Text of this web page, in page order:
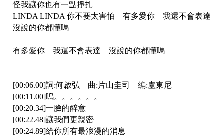
怪我讓你也有一點掙扎
LINDA LINDA 你不要太害怕 有多愛你 我還不會表達
沒說的你都懂嗎
有多愛你 我還不會表達 沒說的你都懂嗎
[00:06.00]詞:何啟弘 曲:片山圭司 編:盧東尼
[00:11.00]嗚。。。。。。
[00:20.34]一臉的醉意
[00:22.48]讓我們更親密
[00:24.89]給你所有最浪漫的消息